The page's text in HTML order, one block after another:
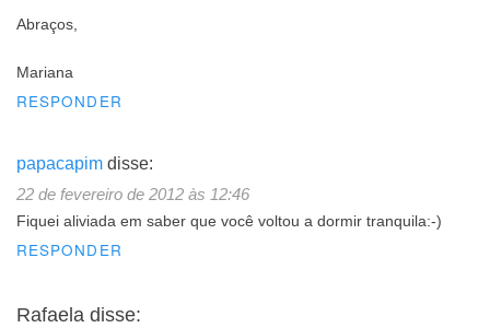
Abraços,
Mariana
RESPONDER
papacapim disse:
22 de fevereiro de 2012 às 12:46
Fiquei aliviada em saber que você voltou a dormir tranquila:-)
RESPONDER
Rafaela disse: